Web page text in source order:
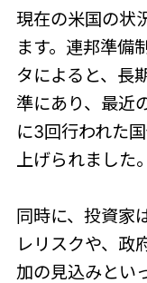
現在の米国の状
ます。連邦準備
タによると、長
準にあり、最近
に3回行われた
上げられました。
同時に、投資家
レリスクや、政
加の見込みとい